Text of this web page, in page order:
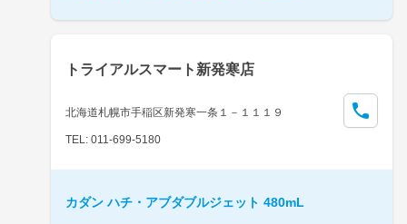
トライアルスマート新発寒店
北海道札幌市手稲区新発寒一条１－１１１９
TEL: 011-699-5180
カダン ハチ・アブダブルジェット 480mL